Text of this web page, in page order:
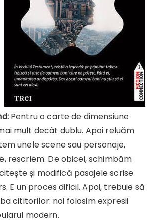
Pentru o carte de dimensiune
mult decât dublu. Apoi reluăm
unele scene sau personaje,
rescriem. De obicei, schimbăm
și modifică pasajele scrise
E un proces dificil. Apoi, trebuie să
cititorilor: noi folosim expresii
modern.